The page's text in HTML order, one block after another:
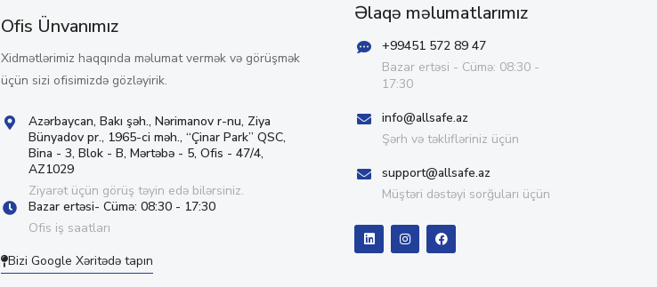
Ofis Ünvanımız
Xidmətlərimiz haqqında məlumat vermək və görüşmək
üçün sizi ofisimizdə gözləyirik.
Azərbaycan, Bakı şəh., Nərimanov r-nu, Ziya
Bünyadov pr., 1965-ci məh., “Çinar Park” QSC,
Bina - 3, Blok - B, Mərtəbə - 5, Ofis - 47/4,
AZ1029
Ziyarət üçün görüş təyin edə bilərsiniz.
Bazar ertəsi- Cümə: 08:30 - 17:30
Ofis iş saatları
Bizi Google Xəritədə tapın
Əlaqə məlumatlarımız
+99451 572 89 47
Bazar ertəsi - Cümə: 08:30 -
17:30
info@allsafe.az
Şərh və təklifləriniz üçün
support@allsafe.az
Müştəri dəstəyi sorğuları üçün